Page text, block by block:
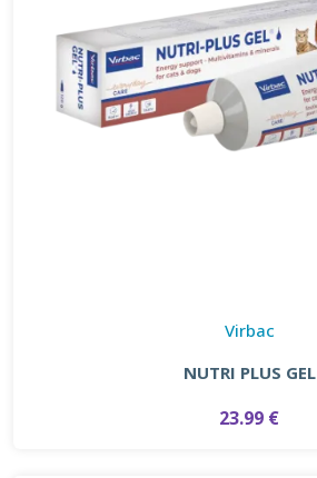
Virbac
NUTRI PLUS GEL
23.99 €